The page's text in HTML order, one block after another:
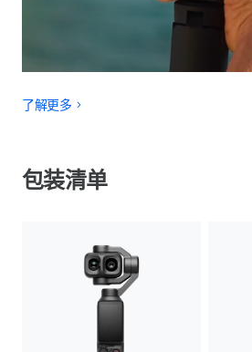
了解更多
包装清单